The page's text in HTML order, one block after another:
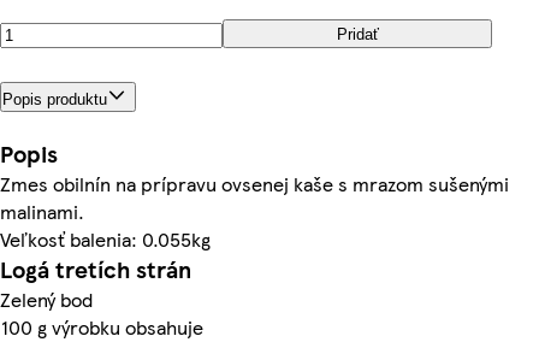
Pridať
Popis produktu
Popis
Zmes obilnín na prípravu ovsenej kaše s mrazom sušenými
malinami.
Veľkosť balenia: 0.055kg
Logá tretích strán
Zelený bod
100 g výrobku obsahuje